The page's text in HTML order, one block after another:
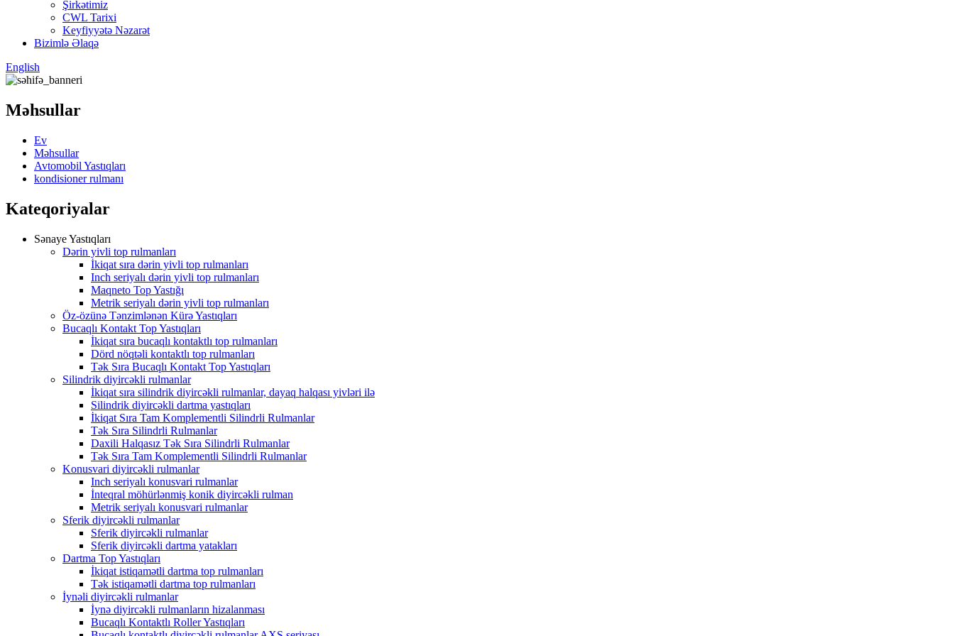
Şirkətimiz
CWL Tarixi
Keyfiyyətə Nəzarət
Bizimlə Əlaqə
English
Məhsullar
Ev
Məhsullar
Avtomobil Yastıqları
kondisioner rulmanı
Kateqoriyalar
Sənaye Yastıqları
Dərin yivli top rulmanları
İkiqat sıra dərin yivli top rulmanları
Inch seriyalı dərin yivli top rulmanları
Maqneto Top Yastığı
Metrik seriyalı dərin yivli top rulmanları
Öz-özünə Tənzimlənən Kürə Yastıqları
Bucaqlı Kontakt Top Yastıqları
İkiqat sıra bucaqlı kontaktlı top rulmanları
Dörd nöqtəli kontaktlı top rulmanları
Tək Sıra Bucaqlı Kontakt Top Yastıqları
Silindrik diyircəkli rulmanlar
İkiqat sıra silindrik diyircəkli rulmanlar, dayaq halqası yivləri ilə
Silindrik diyircəkli dartma yastıqları
İkiqat Sıra Tam Komplementli Silindrli Rulmanlar
Tək Sıra Silindrli Rulmanlar
Daxili Halqasız Tək Sıra Silindrli Rulmanlar
Tək Sıra Tam Komplementli Silindrli Rulmanlar
Konusvari diyircəkli rulmanlar
Inch seriyalı konusvari rulmanlar
İnteqral möhürlənmiş konik diyircəkli rulman
Metrik seriyalı konusvari rulmanlar
Sferik diyircəkli rulmanlar
Sferik diyircəkli rulmanlar
Sferik diyircəkli dartma yatakları
Dartma Top Yastıqları
İkiqat istiqamətli dartma top rulmanları
Tək istiqamətli dartma top rulmanları
İynəli diyircəkli rulmanlar
İynə diyircəkli rulmanların hizalanması
Bucaqlı Kontaktlı Roller Yastıqları